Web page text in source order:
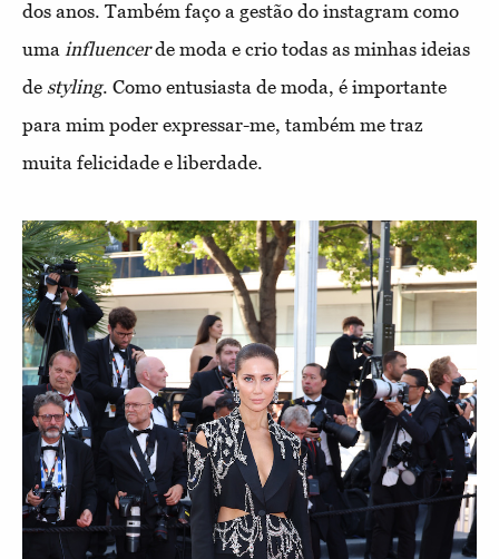
dos anos. Também faço a gestão do instagram como
uma influencerde moda e crio todas as minhas ideias
de styling. Como entusiasta de moda, é importante
para mim poder expressar-me, também me traz
muita felicidade e liberdade.